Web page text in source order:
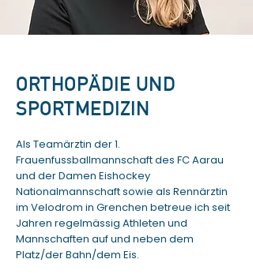
ORTHOPÄDIE UND
SPORTMEDIZIN
Als Teamärztin der 1.
Frauenfussballmannschaft des FC Aarau
und der Damen Eishockey
Nationalmannschaft sowie als Rennärztin
im Velodrom in Grenchen betreue ich seit
Jahren regelmässig Athleten und
Mannschaften auf und neben dem
Platz/der Bahn/dem Eis.